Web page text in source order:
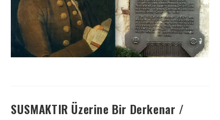
SUSMAKTIR Üzerine Bir Derkenar /